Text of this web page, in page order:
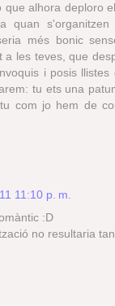
que alhora deploro
quan s'organitzen
més bonic
a les teves, que
i posis
tu ets una
com jo hem de
11:10 p. m.
:D
no resultaria